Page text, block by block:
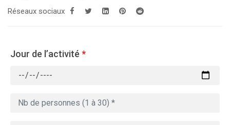
Réseaux sociaux
Jour de l’activité *